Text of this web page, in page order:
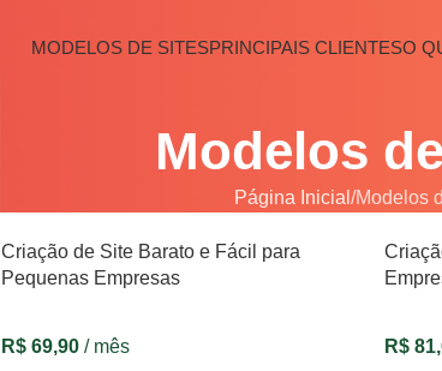
MODELOS DE SITESPRINCIPAIS CLIENTESO
Modelos
Página Inicial Modelos
Criação de Site Barato e Fácil para
Pequenas Empresas
R$69,90 / mês R$